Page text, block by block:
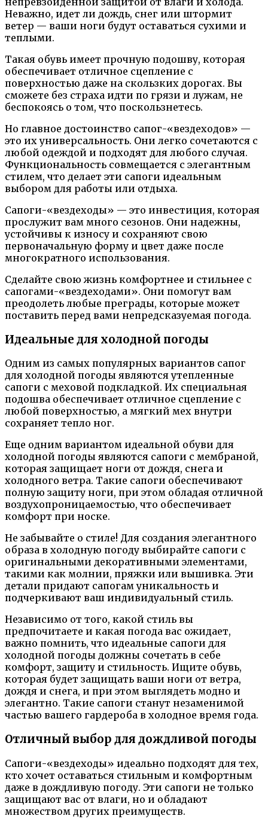
Неважно, идет ли дождь, снег или штормит
ветер — ваши ноги будут оставаться сухими и
теплыми.
Такая обувь имеет прочную подошву, которая
обеспечивает отличное сцепление с
поверхностью даже на скользких дорогах. Вы
сможете без страха идти по грязи и лужам, не
беспокоясь о том, что поскользнетесь.
Но главное достоинство сапог-«вездеходов» —
это их универсальность. Они легко сочетаются с
любой одеждой и подходят для любого случая.
Функциональность совмещается с элегантным
стилем, что делает эти сапоги идеальным
выбором для работы или отдыха.
Сапоги-«вездеходы» — это инвестиция, которая
прослужит вам много сезонов. Они надежны,
устойчивы к износу и сохраняют свою
первоначальную форму и цвет даже после
многократного использования.
Сделайте свою жизнь комфортнее и стильнее с
сапогами-«вездеходами». Они помогут вам
преодолеть любые преграды, которые может
поставить перед вами непредсказуемая погода.
Идеальные для холодной погоды
Одним из самых популярных вариантов сапог
для холодной погоды являются утепленные
сапоги с меховой подкладкой. Их специальная
подошва обеспечивает отличное сцепление с
любой поверхностью, а мягкий мех внутри
сохраняет тепло ног.
Еще одним вариантом идеальной обуви для
холодной погоды являются сапоги с мембраной,
которая защищает ноги от дождя, снега и
холодного ветра. Такие сапоги обеспечивают
полную защиту ноги, при этом обладая отличной
воздухопроницаемостью, что обеспечивает
комфорт при носке.
Не забывайте о стиле! Для создания элегантного
образа в холодную погоду выбирайте сапоги с
оригинальными декоративными элементами,
такими как молнии, пряжки или вышивка. Эти
детали придают сапогам уникальность и
подчеркивают ваш индивидуальный стиль.
Независимо от того, какой стиль вы
предпочитаете и какая погода вас ожидает,
важно помнить, что идеальные сапоги для
холодной погоды должны сочетать в себе
комфорт, защиту и стильность. Ищите обувь,
которая будет защищать ваши ноги от ветра,
дождя и снега, и при этом выглядеть модно и
элегантно. Такие сапоги станут незаменимой
частью вашего гардероба в холодное время года.
Отличный выбор для дождливой погоды
Сапоги-«вездеходы» идеально подходят для тех,
кто хочет оставаться стильным и комфортным
даже в дождливую погоду. Эти сапоги не только
защищают вас от влаги, но и обладают
множеством других преимуществ.